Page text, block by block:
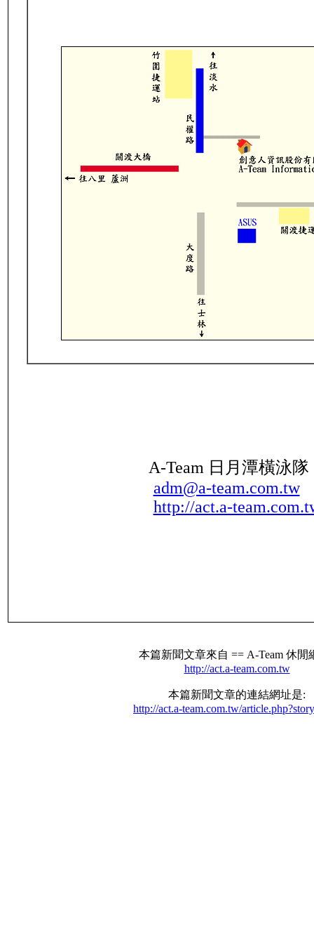
A-Team 日月潭橫泳
adm@a-team.com.tw
http://act.a-
本篇新聞文章來自 == A-Team 休閒
http://act.a-team.com.tw
本篇新聞文章的連結網址是:
http://act.a-team.com.tw/